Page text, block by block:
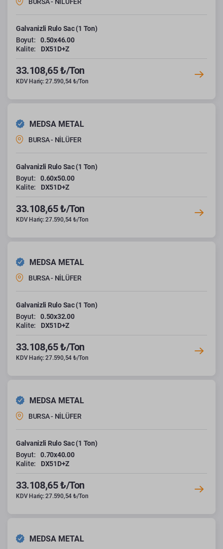
Galvanizli Rulo Sac (1 Ton)
Boyut:
0.50x46.00
Kalite:
DX51D+Z
33.108,65 ₺/Ton
KDV Hariç: 27.590,54 ₺/Ton
MEDSA METAL
BURSA - NİLÜFER
Galvanizli Rulo Sac (1 Ton)
Boyut:
0.60x50.00
Kalite:
DX51D+Z
33.108,65 ₺/Ton
KDV Hariç: 27.590,54 ₺/Ton
MEDSA METAL
BURSA - NİLÜFER
Galvanizli Rulo Sac (1 Ton)
Boyut:
0.50x32.00
Kalite:
DX51D+Z
33.108,65 ₺/Ton
KDV Hariç: 27.590,54 ₺/Ton
MEDSA METAL
BURSA - NİLÜFER
Galvanizli Rulo Sac (1 Ton)
Boyut:
0.70x40.00
Kalite:
DX51D+Z
33.108,65 ₺/Ton
KDV Hariç: 27.590,54 ₺/Ton
MEDSA METAL